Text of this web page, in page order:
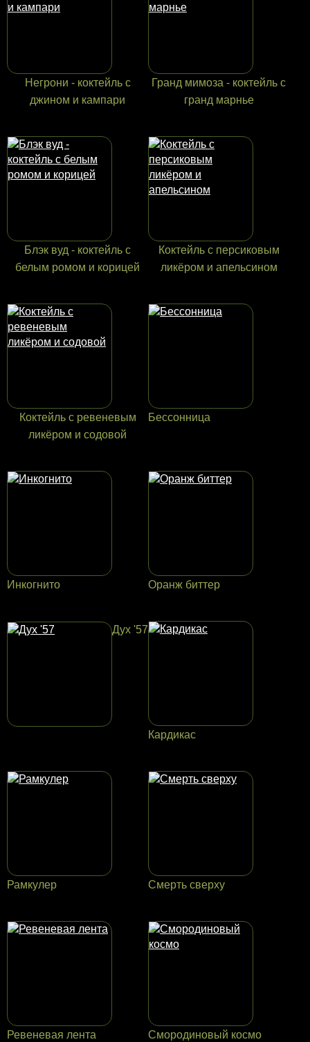
Негрони - коктейль с
джином и кампари
Гранд мимоза - коктейль с
гранд марнье
Блэк вуд - коктейль с
белым ромом и корицей
Коктейль с персиковым
ликёром и апельсином
Коктейль с ревеневым
ликёром и содовой
Бессонница
Инкогнито Оранж биттер
Дух '57
Кардикас
Рамкулер Смерть сверху
Ревеневая лента Смородиновый космо